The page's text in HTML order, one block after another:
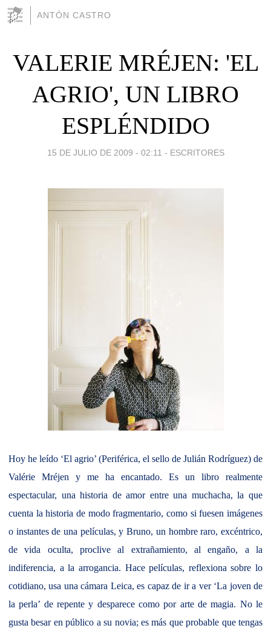
ANTÓN CASTRO
VALERIE MRÉJEN: 'EL
AGRIO', UN LIBRO
ESPLÉNDIDO
15 DE JULIO DE 2009 - 02:11 - ESCRITORES
Hoy he leído ‘El agrio’ (Periférica, el sello de Julián Rodríguez) de
Valérie Mréjen y me ha encantado. Es un libro realmente
espectacular, una historia de amor entre una muchacha, la que
cuenta la historia de modo fragmentario, como si fuesen imágenes
o instantes de una películas, y Bruno, un hombre raro, excéntrico,
de vida oculta, proclive al extrañamiento, al engaño, a la
indiferencia, a la arrogancia. Hace películas, reflexiona sobre lo
cotidiano, usa una cámara Leica, es capaz de ir a ver ‘La joven de
la perla’ de repente y desparece como por arte de magia. No le
gusta besar en público a su novia; es más que probable que tengas